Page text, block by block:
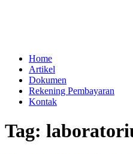
Home
Artikel
Dokumen
Rekening Pembayaran
Kontak
Tag: